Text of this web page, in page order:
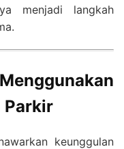
menjadi langkah
Parkir
keunggulan